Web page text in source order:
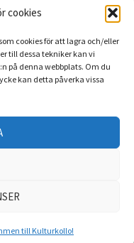
cookies
cookies för att lagra och/eller
till dessa tekniker kan vi
på denna webbplats. Om du
kan detta påverka vissa
till Kulturkollo!